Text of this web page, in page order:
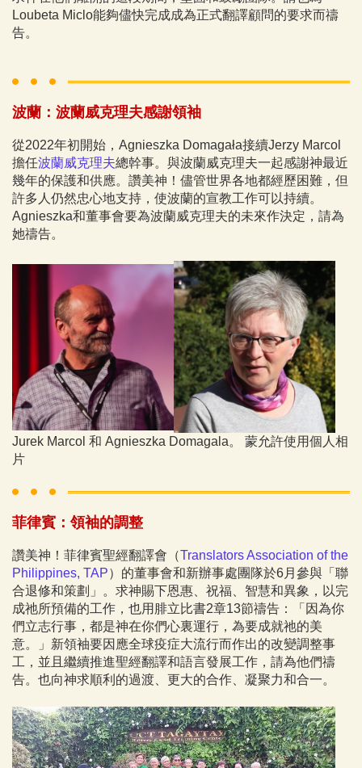
Loubeta Miclo能夠儘快完成成為正式翻譯顧問的要求而禱
告。
波蘭：波蘭威克理夫感謝領袖
從2022年初開始，Agnieszka Domagała接續Jerzy Marcol
擔任波蘭威克理夫總幹事。與波蘭威克理夫一起感謝神最近
幾年的保護和供應。讚美神！儘管世界各地都經歷困難，但
許多人仍然忠心地支持，使波蘭的宣教工作可以持續。
Agnieszka和董事會要為波蘭威克理夫的未來作決定，請為
她禱告。
Jurek Marcol 和 Agnieszka Domagala。 蒙允許使用個人相
片
菲律賓：領袖的調整
讚美神！菲律賓聖經翻譯會（Translators Association of the
Philippines, TAP）的董事會和新辦事處團隊於6月參與「聯
合退修和策劃」。求神賜下恩惠、祝福、智慧和異象，以完
成祂所預備的工作，也用腓立比書2章13節禱告：「因為你
們立志行事，都是神在你們心裏運行，為要成就祂的美
意。」新領袖要因應全球疫症大流行而作出的改變調整事
工，並且繼續推進聖經翻譯和語言發展工作，請為他們禱
告。也向神求順利的過渡、更大的合作、凝聚力和合一。